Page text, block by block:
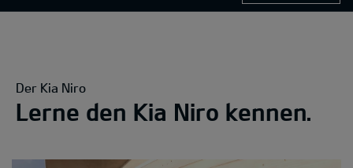
Konnektivität
Der Kia Niro
Lerne den Kia Niro kennen.